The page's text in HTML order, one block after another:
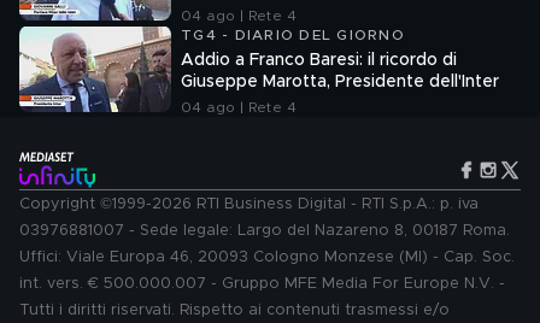
Giovanni Galli
04 ago | Rete 4
TG4 - DIARIO DEL GIORNO
Addio a Franco Baresi: il ricordo di
Giuseppe Marotta, Presidente dell'Inter
04 ago | Rete 4
Copyright ©1999-2026 RTI Business Digital - RTI S.p.A.: p. iva
03976881007 - Sede legale: Largo del Nazareno 8, 00187 Roma.
Uffici: Viale Europa 46, 20093 Cologno Monzese (MI) - Cap. Soc.
int. vers. € 500.000.007 - Gruppo MFE Media For Europe N.V. -
Tutti i diritti riservati. Rispetto ai contenuti trasmessi e/o